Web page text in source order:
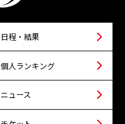
日程・結果
個人ランキング
ニュース